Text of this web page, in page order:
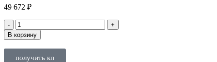
49 672 ₽
В корзину
получить кп